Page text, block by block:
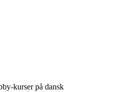
kurser på dansk